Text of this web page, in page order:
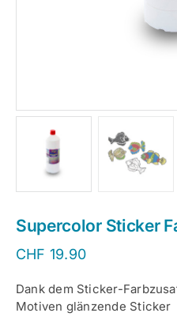
Supercolor Sticker
CHF 19.90
Dank dem Sticker-
Motiven glänzende Sticker